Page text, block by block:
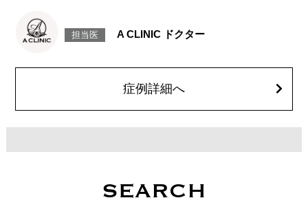
感などが術後一時的に生じることがございます。また、稀に貧血、細菌感
染症、左右差、施術箇所の知覚鈍麻、ぼこつき、硬結、瘢痕化、色素沈
顔の脂肪吸引箇所の追加 1ヶ所ごと+162,800円(税込)
オプション：笑気麻酔 3,300円(税込)
担当医 A CLINIC ドクター
症例詳細へ
SEARCH